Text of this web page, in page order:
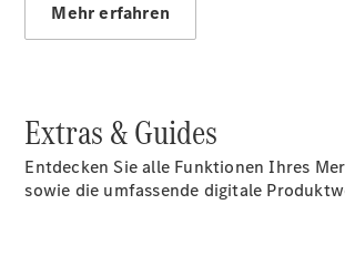
Best Deal
Leasing
Gewerbekunden
Finanzierung
Privatkunden
Finanzierung
Mehr erfahren
Extras & Guides
Entdecken Sie alle Funktionen Ihres
sowie die umfassende digitale